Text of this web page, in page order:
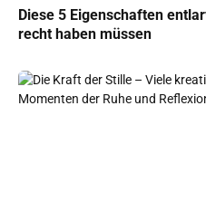
Diese 5 Eigenschaften
recht haben müssen